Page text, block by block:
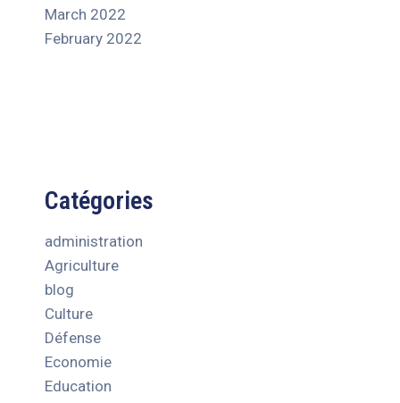
March 2022
February 2022
Catégories
administration
Agriculture
blog
Culture
Défense
Economie
Education